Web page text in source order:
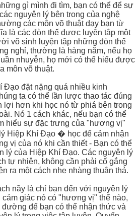
gì mình đi tìm, bạn có thể để sự
nguyên lý bên trong của nghệ
các môn võ thuật dạy bạn từ
là các đòn thế được luyện tập một
võ sinh luyện tập những đòn thế
nghỉ, thường là hàng năm, nếu họ
nhuyễn, họ mới có thể hiểu được
môn võ thuật.
Đạo đặt nặng quá nhiều kinh
ta có thể lần lược thao tác đúng
lợi hơn khi học nó từ phiá bên trong
Nó 1 cách khác, nếu bạn có thể
hiểu sự đặc trưng của "hương vị"
Hiệp Khí Đạo � học để cảm nhận
vị của nó khi cần thiết - Bạn có thể
lý của Hiệp Khí Đạo. Các nguyên lý
tự nhiên, không cần phải cố gắng
ra một cách nhẹ nhàng thuân thả.
nầy là chỉ bạn đến với nguyên lý
giác nó có "hương vị" thế nào,
để bạn có thể nhận thức và